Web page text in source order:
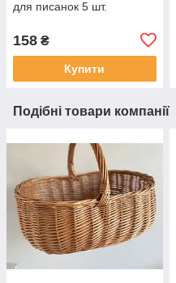
для писанок 5 шт.
158 ₴
Купити
Подібні товари компанії